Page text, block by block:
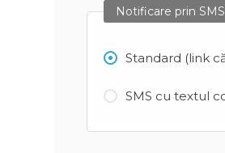
Notificare prin SMS
Standard (link
SMS cu textul